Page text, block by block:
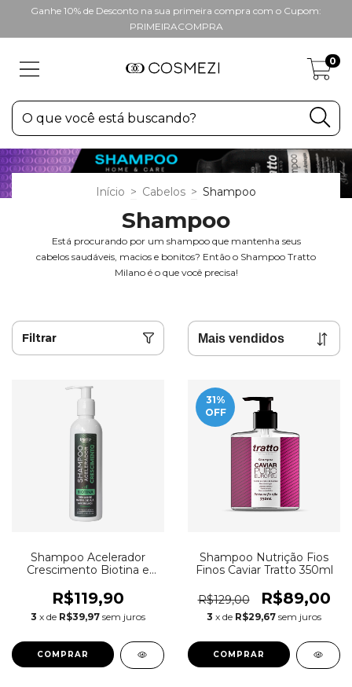
Ganhe 10% de Desconto na sua primeira compra com o Cupom:
PRIMEIRACOMPRA
0
Início > Cabelos > Shampoo
Shampoo
Está procurando por um shampoo que mantenha seus
cabelos saudáveis, macios e bonitos? Então o Shampoo Tratto
Milano é o que você precisa!
Filtrar
Shampoo Acelerador
Crescimento Biotina e
R$119,90
3 x de R$39,97 sem juros
31%
OFF
Shampoo Nutrição Fios
Finos Caviar Tratto 350ml
R$129,00 R$89,00
3 x de R$29,67 sem juros